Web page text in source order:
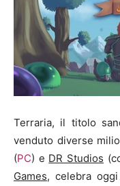
Terraria, il titolo
venduto diverse
(PC) e DR Studios
Games, celebra